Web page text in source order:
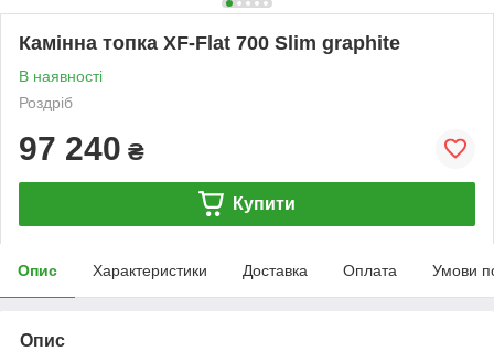
Камінна топка XF-Flat 700 Slim graphite
В наявності
Роздріб
97 240 ₴
Купити
Опис Характеристики Доставка Оплата Умови
Опис